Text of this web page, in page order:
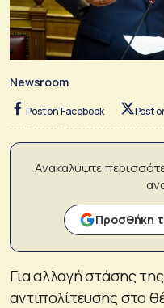
Newsroom
Post on Facebook Post
Ανακαλύψτε
Προσθήκη
Για αλλαγή στάσης
αντιπολίτευσης στο